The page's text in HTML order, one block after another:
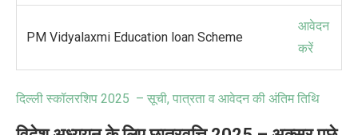
PM Vidyalaxmi Education loan Scheme
आवेदन
करें
दिल्ली स्कॉलरशिप 2025 – सूची, पात्रता व आवेदन की अंतिम तिथि